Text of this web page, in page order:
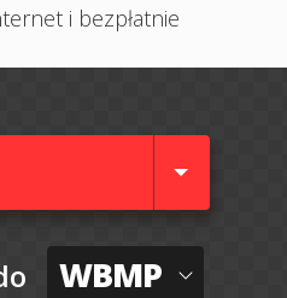
i bezpłatnie
WBMP